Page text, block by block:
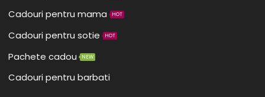
Cadouri pentru mama HOT
Cadouri pentru sotie HOT
Pachete cadou NEW
Cadouri pentru barbati